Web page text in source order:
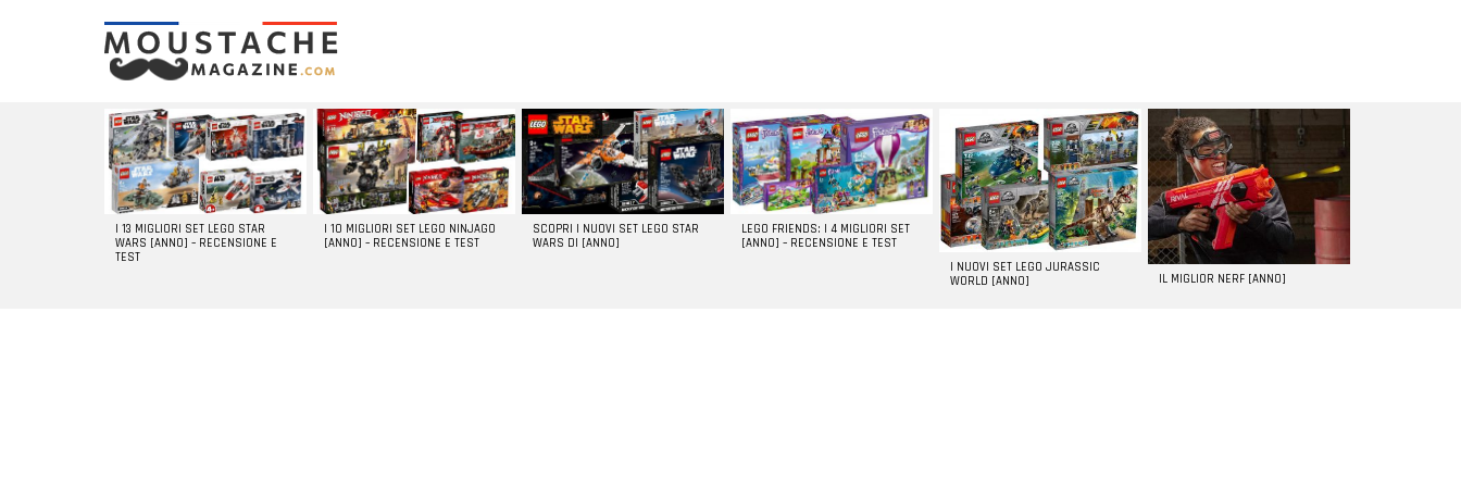
LATEST
STORIES
I 13 MIGLIORI SET LEGO STAR
WARS [ANNO] – RECENSIONE E
TEST
I 10 MIGLIORI SET LEGO NINJAGO
[ANNO] – RECENSIONE E TEST
SCOPRI I NUOVI SET LEGO STAR
WARS DI [ANNO]
LEGO FRIENDS: I 4 MIGLIORI SET
[ANNO] – RECENSIONE E TEST
I NUOVI SET LEGO JURASSIC
WORLD [ANNO]
IL MIGLIOR NERF [ANNO]